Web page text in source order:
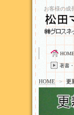
お客様の成
HOME
著書
HOME > 更